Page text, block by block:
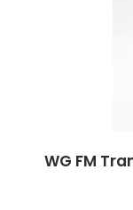
WG FM